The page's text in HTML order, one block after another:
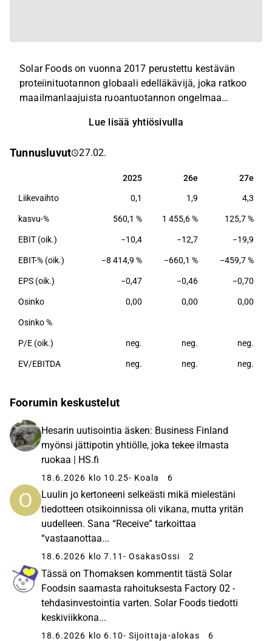
Solar Foods on vuonna 2017 perustettu kestävän
proteiinituotannon globaali edelläkävijä, joka ratkoo
maailmanlaajuista ruoantuotannon ongelmaa
eläin- ja kasviproteiineille. Solar Foodsin
yksisoluproteiini Solein, jota voidaan käyttää
aikavälillä proteiinin maailmanlaajuista saatavuutta
sekä lisää elintarvikeraaka-aineiden hinta- ja
maataloudesta.
Lue lisää yhtiösivulla
Tunnusluvut 27.02.
2025 26e 27e
2025 26e 27e
Liikevaihto 0,1 1,9 4,3
kasvu-% 560,1 % 1 455,6 % 125,7 %
EBIT (oik.) −10,4 −12,7 −19,9
EBIT-% (oik.) −8 414,9 % −660,1 % −459,7 %
EPS (oik.) −0,47 −0,46 −0,70
Osinko 0,00 0,00 0,00
Osinko %
P/E (oik.) neg. neg. neg.
EV/EBITDA neg. neg. neg.
Foorumin keskustelut
Hesarin uutisointia äsken: Business Finland
myönsi jättipotin yhtiölle, joka tekee ilmasta
ruokaa | HS.fi
18.6.2026 klo 10.25- Koala 6
Luulin jo kertoneeni selkeästi mikä mielestäni
tiedotteen otsikoinnissa oli vikana, mutta yritän
uudelleen. Sana “Receive” tarkoittaa
“vastaanottaa...
18.6.2026 klo 7.11 - OsakasOssi 2
Tässä on Thomaksen kommentit tästä Solar
Foodsin saamasta rahoituksesta Factory 02 -
tehdasinvestointia varten. Solar Foods tiedotti
keskiviikkona...
18.6.2026 klo 6.10- Sijoittaja-alokas 6